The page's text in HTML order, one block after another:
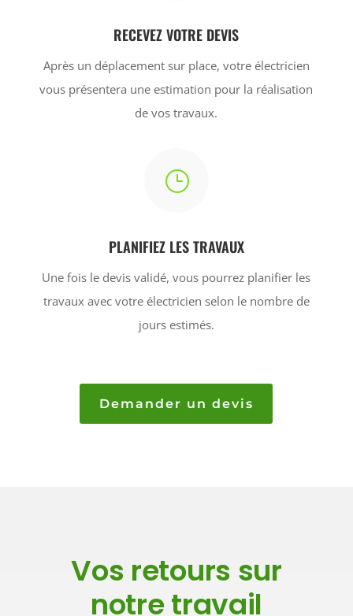
RECEVEZ VOTRE DEVIS
Après un déplacement sur place, votre électricien
vous présentera une estimation pour la réalisation
de vos travaux.
}
PLANIFIEZ LES TRAVAUX
Une fois le devis validé, vous pourrez planifier les
travaux avec votre électricien selon le nombre de
jours estimés.
Demander un devis
Vos retours sur
notre travail